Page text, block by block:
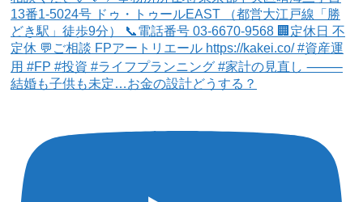
結婚も子供も未定…お金の設計どうする？